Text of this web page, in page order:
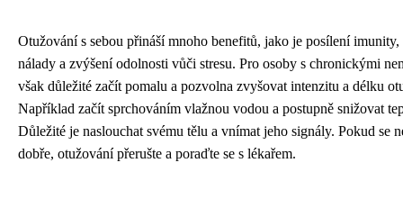
Otužování s sebou přináší mnoho benefitů, jako je posílení imunity,
nálady a zvýšení odolnosti vůči stresu. Pro osoby s chronickými
však důležité začít pomalu a pozvolna zvyšovat intenzitu a délku
Například začít sprchováním vlažnou vodou a postupně snižovat
Důležité je naslouchat svému tělu a vnímat jeho signály. Pokud se
dobře, otužování přerušte a poraďte se s lékařem.